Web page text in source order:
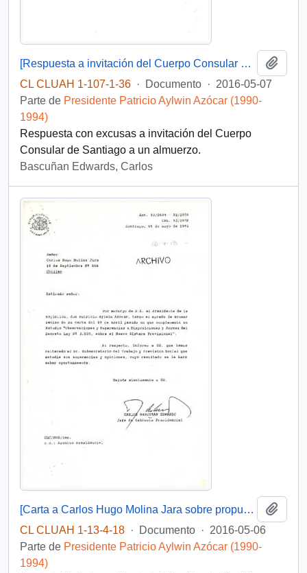
[Respuesta a invitación del Cuerpo Consular de Santiago a un almuerzo]
CL CLUAH 1-107-1-36 · Documento · 2016-05-07
Parte de Presidente Patricio Aylwin Azócar (1990-
1994)
Respuesta con excusas a invitación del Cuerpo
Consular de Santiago a un almuerzo.
Bascuñan Edwards, Carlos
[Carta a Carlos Hugo Molina Jara sobre propuesta del Nuevo Sistema Previsional]
CL CLUAH 1-13-4-18 · Documento · 2016-05-06
Parte de Presidente Patricio Aylwin Azócar (1990-
1994)